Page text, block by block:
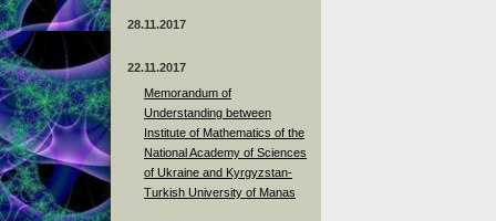
28.11.2017
22.11.2017
Memorandum of
Understanding between
Institute of Mathematics of the
National Academy of Sciences
of Ukraine and Kyrgyzstan-
Turkish University of Manas